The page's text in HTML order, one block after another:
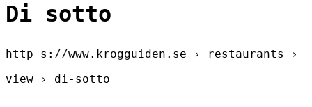
Di sotto
http s://www.krogguiden.se › restaurants ›
view › di-sotto